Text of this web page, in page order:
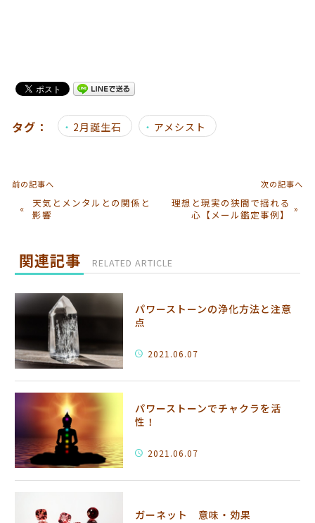
タグ： 2月誕生石 アメシスト
前の記事へ
«
天気とメンタルとの関係と
影響
次の記事へ
理想と現実の狭間で揺れる
心【メール鑑定事例】
»
関連記事 RELATED ARTICLE
パワーストーンの浄化方法と注意
点
2021.06.07
パワーストーンでチャクラを活
性！
2021.06.07
ガーネット 意味・効果